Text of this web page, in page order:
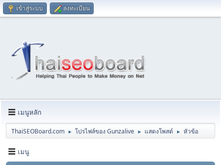
เข้าสู่ระบบ ลงทะเบียน
เมนูหลัก
ThaiSEOBoard.com ► โปรไฟล์ของ Gunzalive ► แสดงโพสต์ ► หัวข้อ
เมนู